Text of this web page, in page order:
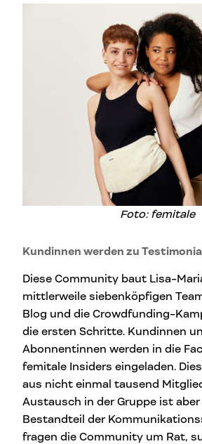
Foto: femitale
Kundinnen werden zu
Diese Community baut Lisa-
mittlerweile siebenköpfigen
Blog und die Crowdfunding-
die ersten Schritte. Kundinnen
Abonnentinnen werden in die
femitale Insiders eingeladen.
aus nicht einmal tausend
Austausch in der Gruppe ist
Bestandteil der
fragen die Community um Rat,